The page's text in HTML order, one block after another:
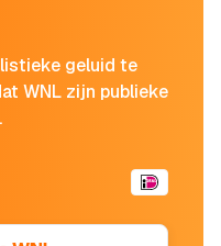
geluid te
WNL zijn publieke